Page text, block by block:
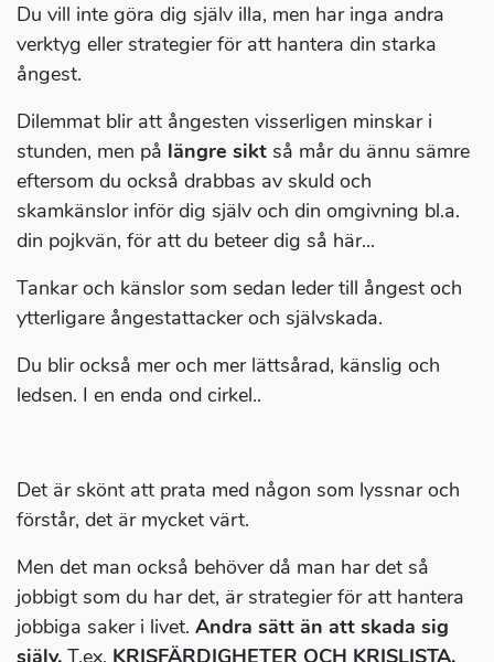
Du vill inte göra dig själv illa, men har inga andra
verktyg eller strategier för att hantera din starka
ångest.
Dilemmat blir att ångesten visserligen minskar i
stunden, men på längre sikt så mår du ännu sämre
eftersom du också drabbas av skuld och
skamkänslor inför dig själv och din omgivning bl.a.
din pojkvän, för att du beteer dig så här...
Tankar och känslor som sedan leder till ångest och
ytterligare ångestattacker och självskada.
Du blir också mer och mer lättsårad, känslig och
ledsen. I en enda ond cirkel..
Det är skönt att prata med någon som lyssnar och
förstår, det är mycket värt.
Men det man också behöver då man har det så
jobbigt som du har det, är strategier för att hantera
jobbiga saker i livet. Andra sätt än att skada sig
själv. T.ex. KRISFÄRDIGHETER OCH KRISLISTA.